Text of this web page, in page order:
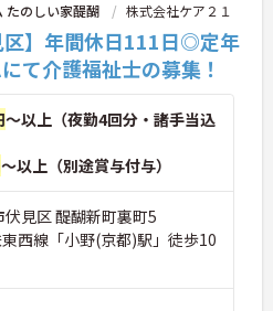
たのしい家醍醐 株式会社ケア２１
区】年間休日111日◎定年
て介護福祉士の募集！
～以上（夜勤4回分・諸手当込
～以上（別途賞与付与）
伏見区 醍醐新町裏町5
西線「小野(京都)駅」徒歩10